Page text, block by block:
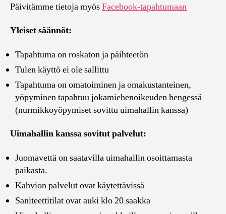
Päivitämme tietoja myösFacebook-tapahtumaan
Yleiset säännöt:
Tapahtuma on roskaton ja päihteetön
Tulen käyttö ei ole sallittu
Tapahtuma on omatoiminen ja omakustanteinen,
yöpyminen tapahtuu jokamiehenoikeuden hengessä
(nurmikkoyöpymiset sovittu uimahallin kanssa)
Uimahallin kanssa sovitut palvelut:
Juomavettä on saatavilla uimahallin osoittamasta
paikasta.
Kahvion palvelut ovat käytettävissä
Saniteettitilat ovat auki klo 20 saakka